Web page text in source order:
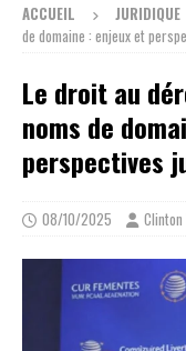
ACCUEIL JURIDIQUE
de domaine : enjeux et
Le droit au
noms de
perspectives
08/10/2025 Clinton